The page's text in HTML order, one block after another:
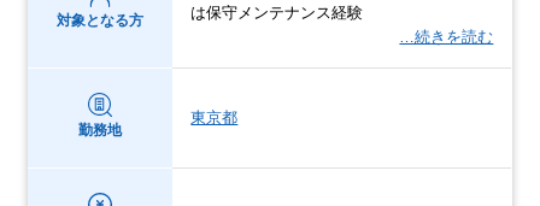
対象となる方
は保守メンテナンス経験
…続きを読む
勤務地
東京都